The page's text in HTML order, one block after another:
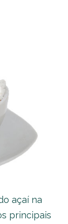
açaí na
principais